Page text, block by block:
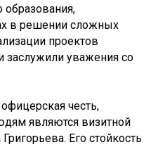
образования,
в решении сложных
проектов
заслужили уважения со
честь,
являются визитной
Его стойкость